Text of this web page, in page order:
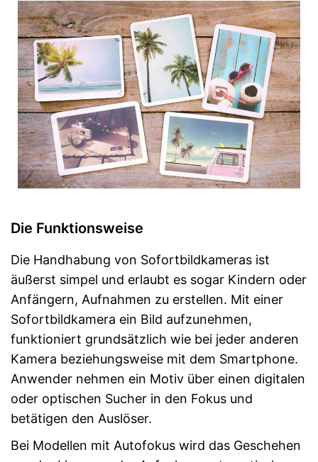
Die Funktionsweise
Die Handhabung von Sofortbildkameras ist
äußerst simpel und erlaubt es sogar Kindern oder
Anfängern, Aufnahmen zu erstellen. Mit einer
Sofortbildkamera ein Bild aufzunehmen,
funktioniert grundsätzlich wie bei jeder anderen
Kamera beziehungsweise mit dem Smartphone.
Anwender nehmen ein Motiv über einen digitalen
oder optischen Sucher in den Fokus und
betätigen den Auslöser.
Bei Modellen mit Autofokus wird das Geschehen